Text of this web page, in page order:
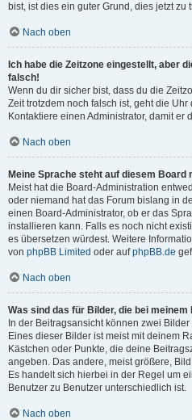
bist, ist dies ein guter Grund, dies jetzt zu
Nach oben
Ich habe die Zeitzone eingestellt, aber
falsch!
Wenn du dir sicher bist, dass du die
Zeit trotzdem noch falsch ist, geht die
Kontaktiere einen Administrator, damit er
Nach oben
Meine Sprache steht auf diesem Board
Meist hat die Board-Administration
oder niemand hat das Forum bislang in
einen Board-Administrator, ob er das
installieren kann. Falls es noch nicht
es übersetzen würdest. Weitere
von phpBB Limited oder aufphpBB.de
Nach oben
Was sind das für Bilder, die bei
In der Beitragsansicht können zwei
Eines dieser Bilder ist meist mit deinem
Kästchen oder Punkte, die deine
angeben. Das andere, meist größere,
Es handelt sich hierbei in der Regel um
Benutzer zu Benutzer unterschiedlich ist.
Nach oben